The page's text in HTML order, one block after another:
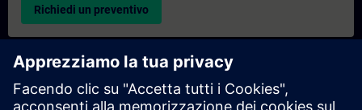
Richiedi un preventivo
Richiesta di informazioni su corsi di formazione
esclusivi